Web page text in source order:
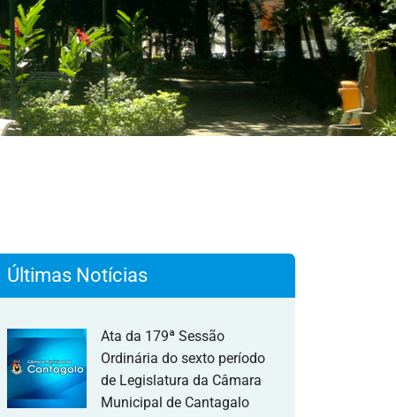
Últimas Notícias
Ata da 179ª Sessão
Ordinária do sexto período
de Legislatura da Câmara
Municipal de Cantagalo